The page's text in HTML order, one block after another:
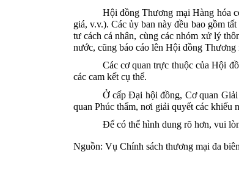
Hội đồngThương mại Hàng hóa
giá, v.v.). Các ủybannày đều bao gồm tất
tư cách cá nhân, cùng các nhóm xử lý
nước, cũng báo cáo lên Hội đồngThương
Các cơ quan trực thuộc của Hội
cáccam kết cụ thể.
Ở cấp Đại hội đồng, Cơ quan Giải
quan Phúc thẩm, nơi giải quyết các khiếu
Để có thể hìnhdung rõ hơn, vui
Nguồn: Vụ Chính sách thương mại đa